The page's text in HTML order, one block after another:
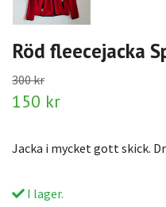
Röd fleecejacka
300 kr
150 kr
Jacka i mycket gott skick.
I lager.